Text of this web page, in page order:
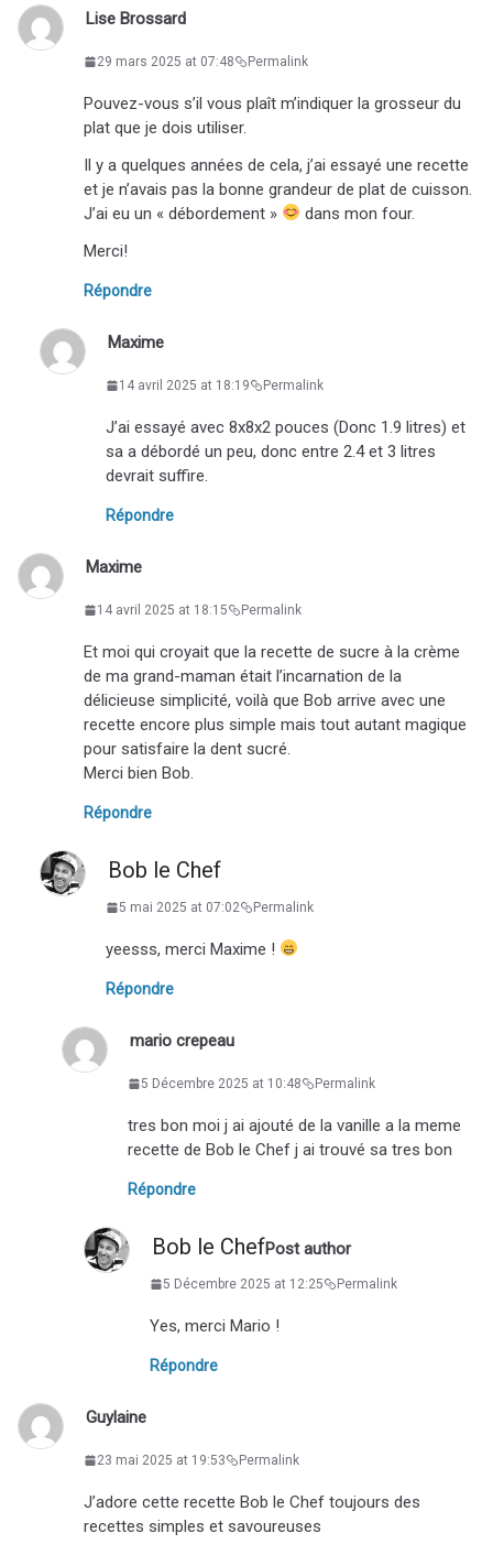
Lise Brossard
29 mars 2025 at 07:48 Permalink
Pouvez-vous s’il vous plaît m’indiquer la grosseur du
plat que je dois utiliser.
Il y a quelques années de cela, j’ai essayé une recette
et je n’avais pas la bonne grandeur de plat de cuisson.
J’ai eu un « débordement »
dans mon four.
Merci!
Répondre
Maxime
14 avril 2025 at 18:19 Permalink
J’ai essayé avec 8x8x2 pouces (Donc 1.9 litres) et
sa a débordé un peu, donc entre 2.4 et 3 litres
devrait suffire.
Répondre
Maxime
14 avril 2025 at 18:15 Permalink
Et moi qui croyait que la recette de sucre à la crème
de ma grand-maman était l’incarnation de la
délicieuse simplicité, voilà que Bob arrive avec une
recette encore plus simple mais tout autant magique
pour satisfaire la dent sucré.
Merci bien Bob.
Répondre
Bob le Chef
5 mai 2025 at 07:02 Permalink
yeesss, merci Maxime !
Répondre
mario crepeau
5 Décembre 2025 at 10:48 Permalink
tres bon moi j ai ajouté de la vanille a la meme
recette de Bob le Chef j ai trouvé sa tres bon
Répondre
Bob le ChefPost author
5 Décembre 2025 at 12:25 Permalink
Yes, merci Mario !
Répondre
Guylaine
23 mai 2025 at 19:53 Permalink
J’adore cette recette Bob le Chef toujours des
recettes simples et savoureuses